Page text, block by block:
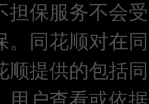
担保服务不会
。同花顺对在
顺提供的包括